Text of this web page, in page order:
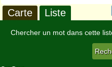
Carte Liste
Chercher un mot dans cette